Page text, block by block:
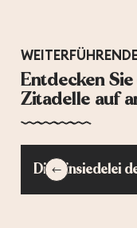
Entdecken
Zitadelle auf
Die Einsiedelei